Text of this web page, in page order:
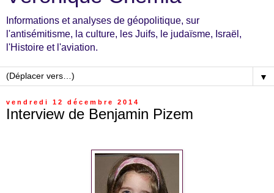
Informations et analyses de géopolitique, sur
l'antisémitisme, la culture, les Juifs, le judaïsme, Israël,
l'Histoire et l'aviation.
▼
vendredi 12 décembre 2014
Interview de Benjamin Pizem